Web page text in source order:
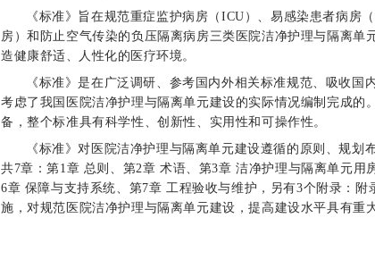
《标准》旨在规范重症监护病房（ICU）、易感染患者病房
房）和防止空气传染的负压隔离病房三类医院洁净护理与隔离单
造健康舒适、人性化的医疗环境。
《标准》是在广泛调研、参考国内外相关标准规范、吸收
考虑了我国医院洁净护理与隔离单元建设的实际情况编制完成的
备，整个标准具有科学性、创新性、实用性和可操作性。
《标准》对医院洁净护理与隔离单元建设遵循的原则、规
共7章：第1章 总则、第2章 术语、第3章 洁净护理与隔离单元
6章 保障与支持系统、第7章 工程验收与维护，另有3个附录：
施，对规范医院洁净护理与隔离单元建设，提高建设水平具有重